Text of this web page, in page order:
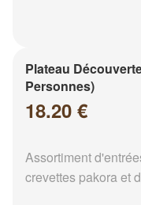
Plateau
Personnes)
18.20 €
Assortiment
crevettes pakora et